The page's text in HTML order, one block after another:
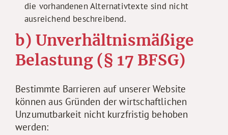
die vorhandenen Alternativtexte sind nicht
ausreichend beschreibend.
b) Unverhältnismäßige
Belastung (§ 17 BFSG)
Bestimmte Barrieren auf unserer Website
können aus Gründen der wirtschaftlichen
Unzumutbarkeit nicht kurzfristig behoben
werden: